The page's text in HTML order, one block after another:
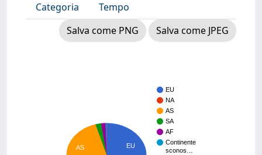
Categoria
Tempo
Salva come PNG
Salva come JPEG
EU
NA
AS
SA
AF
Continente
sconos…
EU
AS